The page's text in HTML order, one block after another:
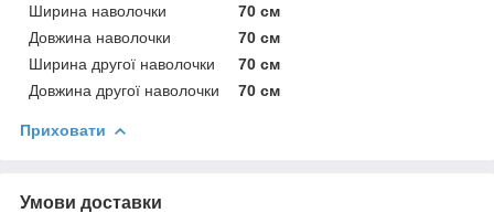
Ширина наволочки
70 см
Довжина наволочки
70 см
Ширина другої наволочки
70 см
Довжина другої наволочки
70 см
Приховати
Умови доставки